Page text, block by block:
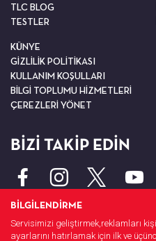
TLC BLOG
TESTLER
KÜNYE
GİZLİLİK POLİTİKASI
KULLANIM KOŞULLARI
BİLGİ TOPLUMU HİZMETLERİ
ÇEREZLERİ YÖNET
BİZİ TAKİP EDİN
BİLGİLENDİRME
Servisimizi geliştirmek,reklamları
ayarlarını hatırlamak için ilk ve